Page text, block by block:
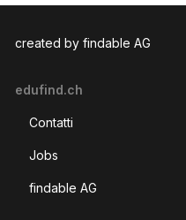
created by findable AG
edufind.ch
Contatti
Jobs
findable AG